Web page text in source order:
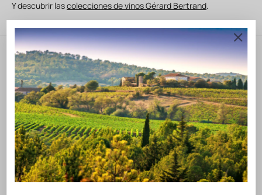
Y descubrir lascolecciones de vinos Gérard Bertrand.
Nuestras últimas noticias